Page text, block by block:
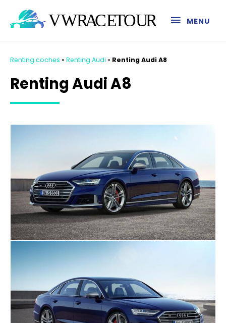
MENU
Renting coches » Renting Audi » Renting Audi A8
Renting Audi A8